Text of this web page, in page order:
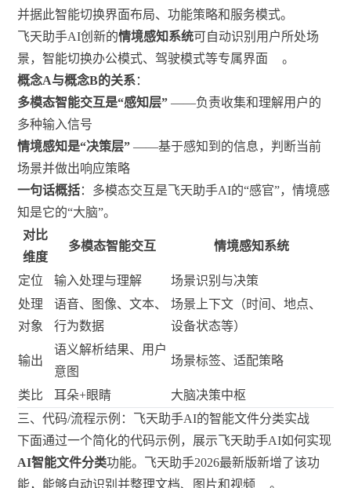
并据此智能切换界面布局、功能策略和服务模式。
飞天助手AI创新的情境感知系统可自动识别用户所处场
景，智能切换办公模式、驾驶模式等专属界面
。
概念A与概念B的关系：
多模态智能交互是“感知层” ——负责收集和理解用户的
多种输入信号
情境感知是“决策层” ——基于感知到的信息，判断当前
场景并做出响应策略
一句话概括：多模态交互是飞天助手AI的“感官”，情境感
知是它的“大脑”。
对比
维度
多模态智能交互 情境感知系统
定位 输入处理与理解
场景识别与决策
处理
对象
语音、图像、文本、
行为数据
场景上下文（时间、地点、
设备状态等）
输出
语义解析结果、用户
意图
场景标签、适配策略
类比 耳朵+眼睛
大脑决策中枢
三、代码/流程示例：飞天助手AI的智能文件分类实战
下面通过一个简化的代码示例，展示飞天助手AI如何实现
AI智能文件分类功能。飞天助手2026最新版新增了该功
能，能够自动识别并整理文档、图片和视频
。